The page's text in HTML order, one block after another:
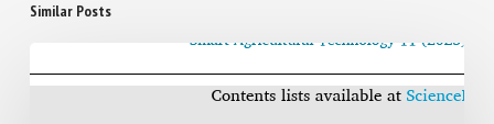
Similar Posts